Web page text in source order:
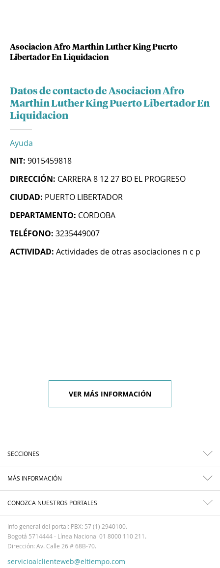
Asociacion Afro Marthin Luther King Puerto
Libertador En Liquidacion
Datos de contacto de Asociacion Afro
Marthin Luther King Puerto Libertador En
Liquidacion
Ayuda
NIT: 9015459818
DIRECCIÓN: CARRERA 8 12 27 BO EL PROGRESO
CIUDAD: PUERTO LIBERTADOR
DEPARTAMENTO: CORDOBA
TELÉFONO: 3235449007
ACTIVIDAD: Actividades de otras asociaciones n c p
VER MÁS INFORMACIÓN
SECCIONES
MÁS INFORMACIÓN
CONOZCA NUESTROS PORTALES
Info general del portal: PBX: 57 (1) 2940100.
Bogotá 5714444 - Línea Nacional 01 8000 110 211.
Dirección: Av. Calle 26 # 68B-70.
servicioalclienteweb@eltiempo.com